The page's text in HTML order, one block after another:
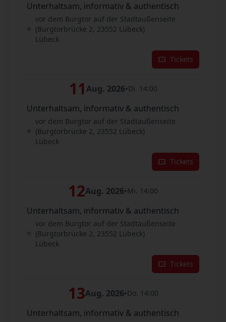
Unterhaltsam, informativ & authentisch
vor dem Burgtor auf der Stadtaußenseite
(Burgtorbrücke 2, 23552 Lübeck)
Lübeck
Tickets
11 Aug. 2026•Di. 14:00
Unterhaltsam, informativ & authentisch
vor dem Burgtor auf der Stadtaußenseite
(Burgtorbrücke 2, 23552 Lübeck)
Lübeck
Tickets
12Aug. 2026•Mi. 14:00
Unterhaltsam, informativ & authentisch
vor dem Burgtor auf der Stadtaußenseite
(Burgtorbrücke 2, 23552 Lübeck)
Lübeck
Tickets
13Aug. 2026•Do. 14:00
Unterhaltsam, informativ & authentisch